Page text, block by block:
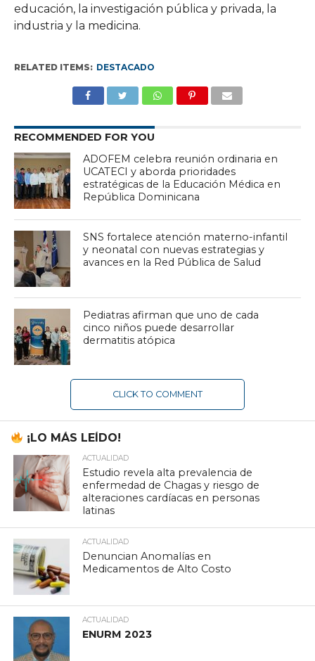
educación, la investigación pública y privada, la
industria y la medicina.
RELATED ITEMS: DESTACADO
RECOMMENDED FOR YOU
ADOFEM celebra reunión ordinaria en
UCATECI y aborda prioridades
estratégicas de la Educación Médica en
República Dominicana
SNS fortalece atención materno-infantil
y neonatal con nuevas estrategias y
avances en la Red Pública de Salud
Pediatras afirman que uno de cada
cinco niños puede desarrollar
dermatitis atópica
CLICK TO COMMENT
¡LO MÁS LEÍDO!
ACTUALIDAD
Estudio revela alta prevalencia de
enfermedad de Chagas y riesgo de
alteraciones cardíacas en personas
latinas
ACTUALIDAD
Denuncian Anomalías en
Medicamentos de Alto Costo
ACTUALIDAD
ENURM 2023